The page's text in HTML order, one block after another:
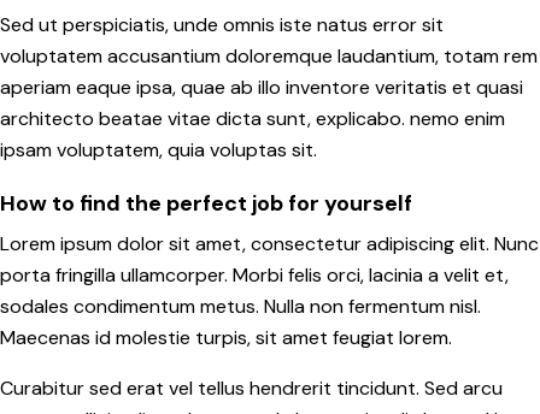
Sed ut perspiciatis, unde omnis iste natus error sit
voluptatem accusantium doloremque laudantium, totam rem
aperiam eaque ipsa, quae ab illo inventore veritatis et quasi
architecto beatae vitae dicta sunt, explicabo. nemo enim
ipsam voluptatem, quia voluptas sit.
How to find the perfect job for yourself
Lorem ipsum dolor sit amet, consectetur adipiscing elit. Nunc
porta fringilla ullamcorper. Morbi felis orci, lacinia a velit et,
sodales condimentum metus. Nulla non fermentum nisl.
Maecenas id molestie turpis, sit amet feugiat lorem.
Curabitur sed erat vel tellus hendrerit tincidunt. Sed arcu